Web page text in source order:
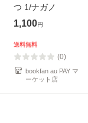
つ 1/ナガノ
1,100円
送料無料
(0)
bookfan au PAY マ
ーケット店